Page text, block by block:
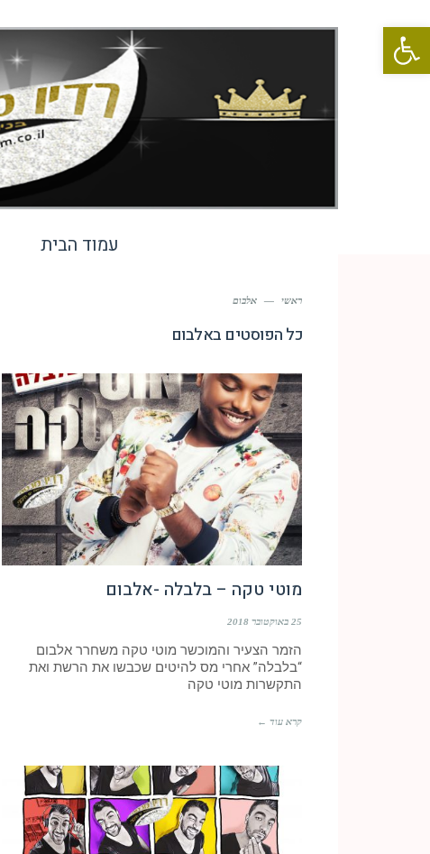
פתח סרגל נגישות
עמוד הבית
ראשי — אלבום
כל הפוסטים באלבום
מוטי טקה – בלבלה -אלבום
25 באוקטובר 2018
הזמר הצעיר והמוכשר מוטי טקה משחרר אלבום
“בלבלה” אחרי מס להיטים שכבשו את הרשת ואת
התקשרות מוטי טקה
קרא עוד ←